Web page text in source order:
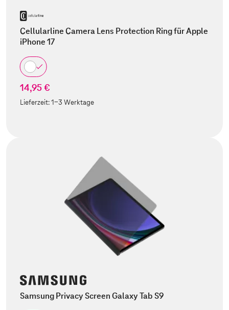
Cellularline Camera Lens Protection Ring für Apple
iPhone 17
14,95 €
Lieferzeit:1-3 Werktage
Samsung Privacy Screen Galaxy Tab S9